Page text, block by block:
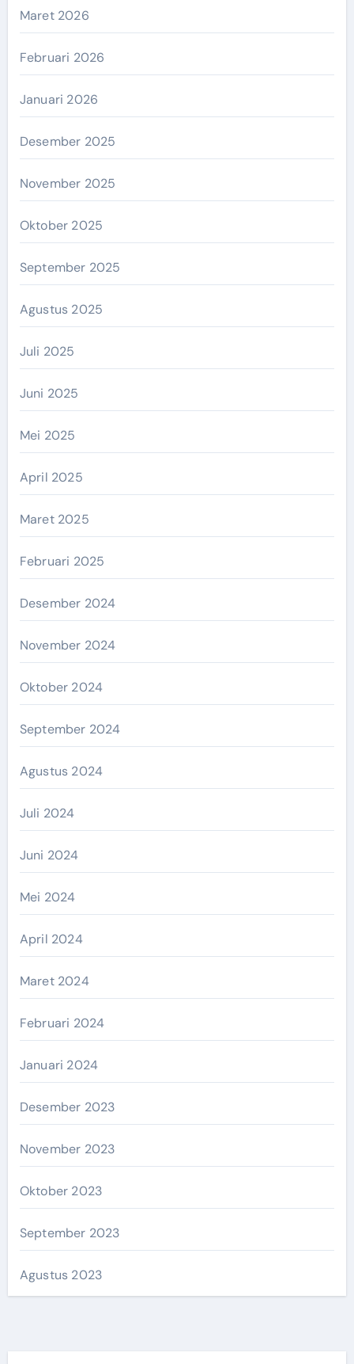
Maret 2026
Februari 2026
Januari 2026
Desember 2025
November 2025
Oktober 2025
September 2025
Agustus 2025
Juli 2025
Juni 2025
Mei 2025
April 2025
Maret 2025
Februari 2025
Desember 2024
November 2024
Oktober 2024
September 2024
Agustus 2024
Juli 2024
Juni 2024
Mei 2024
April 2024
Maret 2024
Februari 2024
Januari 2024
Desember 2023
November 2023
Oktober 2023
September 2023
Agustus 2023